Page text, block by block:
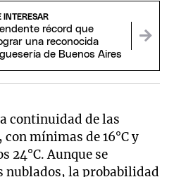
INTERESAR
récord que
una reconocida
de Buenos Aires
continuidad de las
mínimas de 16°C y
24°C. Aunque se
nublados, la probabilidad